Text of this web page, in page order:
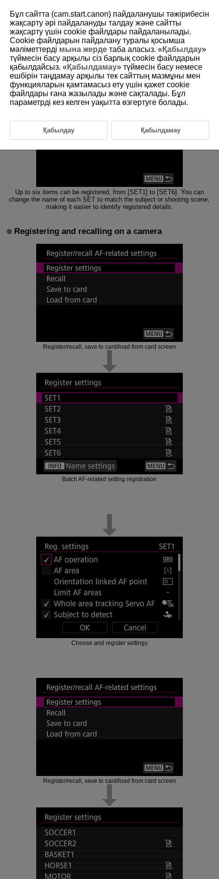
7-1 Function Overview
This function allows you to batch register AF-related settings and
recall them for batch setting. You can also save setting files to and
load them from a card.
Up to six items can be registered, from [SET1] to [SET6]. You can
change the name of each SET to match the subject or shooting scene,
making it easier to identify registered details.
Registering and recalling on a camera
Register/recall, save to card/load from card screen
Batch AF-related setting registration
Choose and register settings
Register/recall, save to card/load from card screen
Бұл сайтта (cam.start.canon) пайдаланушы тәжірибесін
жақсарту әрі пайдалануды талдау және сайтты
жақсарту үшін сookie файлдары пайдаланылады.
Cookie файлдарын пайдалану туралы қосымша
мәліметтерді мына жерде таба аласыз. «Қабылдау»
түймесін басу арқылы сіз барлық cookie файлдарын
қабылдайсыз. «Қабылдамау» түймесін басу немесе
ешбірін таңдамау арқылы тек сайттың мазмұны мен
функцияларын қамтамасыз ету үшін қажет cookie
файлдары ғана жазылады және сақталады. Бұл
параметрді кез келген уақытта өзгертуге болады.
Қабылдау Қабылдамау